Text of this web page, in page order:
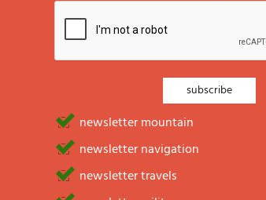
newsletter mountain
newsletter navigation
newsletter travels